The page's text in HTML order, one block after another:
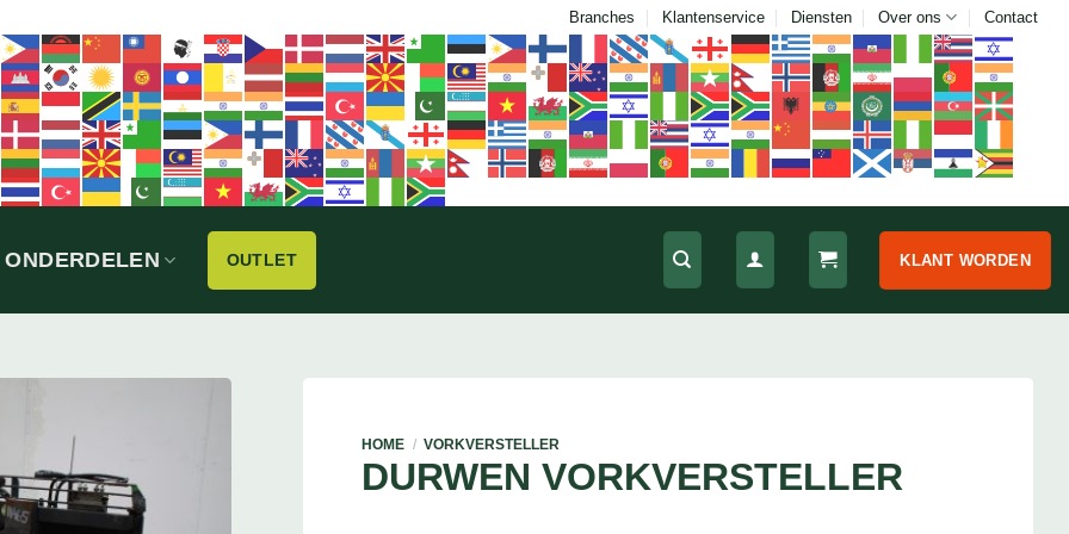
Branches Klantenservice Diensten Over ons Contact
ONDERDELEN OUTLET KLANT WORDEN
HOME / VORKVERSTELLER
DURWEN VORKVERSTELLER